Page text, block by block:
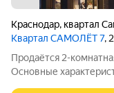
Краснодар, квартал
Квартал САМОЛЁТ 7,
Продаётся 2-
Основные характеристики: Площадь: 59.00 кв. м